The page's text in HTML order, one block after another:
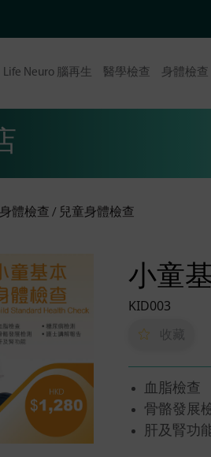
Life Neuro 腦再生 醫學檢查 身體檢查
身體檢查 兒童身體檢查
小童
KID003
收藏
血脂檢查
骨骼發展
肝及腎功